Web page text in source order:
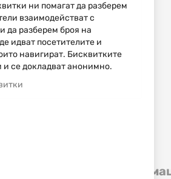
Допълнителна
ни помагат да разберем
взаимодействат с
да разберем броя на
идват посетителите и
навигират. Бисквитките
и се докладват анонимно.